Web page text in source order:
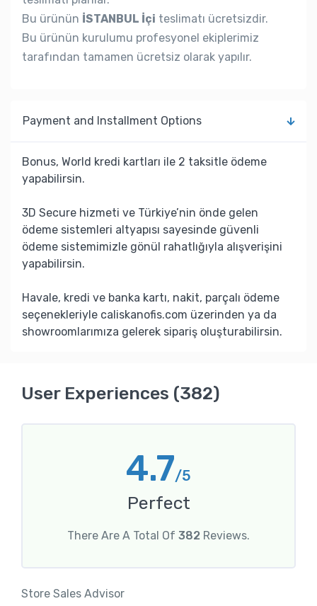
Bu ürünün İSTANBUL İçi teslimatı ücretsizdir.
Bu ürünün kurulumu profesyonel ekiplerimiz
tarafından tamamen ücretsiz olarak yapılır.
Payment and Installment Options
Bonus, World kredi kartları ile 2 taksitle ödeme
yapabilirsin.
3D Secure hizmeti ve Türkiye’nin önde gelen
ödeme sistemleri altyapısı sayesinde güvenli
ödeme sistemimizle gönül rahatlığıyla alışverişini
yapabilirsin.
Havale, kredi ve banka kartı, nakit, parçalı ödeme
seçenekleriyle caliskanofis.com üzerinden ya da
showroomlarımıza gelerek sipariş oluşturabilirsin.
User Experiences (382)
4.7/5
Perfect
There Are A Total Of 382 Reviews.
Store Sales Advisor